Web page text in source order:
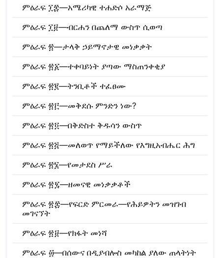
ምዕራፍ ፲፰—አሜሪካዊ ተሐድሶ አራማጅ
ምዕራፍ ፲፱—ብርሐን በጨለማ ውስጥ ሲወጣ
ምዕራፍ ፳—ታላቅ ኃይማኖታዊ መነቃቃት
ምዕራፍ ፳፩—ተቀባይነት ያጣው ማስጠንቀቂያ
ምዕራፍ ፳፪—ትንቢቶች ተፈፀሙ
ምዕራፍ ፳፫—መቅደሱ ምንድን ነው?
ምዕራፍ ፳፬—በቅድስተ ቅዱሳን ውስጥ
ምዕራፍ ፳፭—መለወጥ የማይችለው የእግዚአብሔር ሕግ
ምዕራፍ ፳፮—የመታደስ ሥራ
ምዕራፍ ፳፯—ዘመናዊ መነቃቃቶች
ምዕራፍ ፳፰—የፍርድ ምርመራ—የሕይዎትን መዝገብ
መገናኘት
ምዕራፍ ፳፱—የክፋት መነሻ
ምዕራፍ ፴—በሰውና በዲያብሎስ መካከል ያለው ጠላትነት